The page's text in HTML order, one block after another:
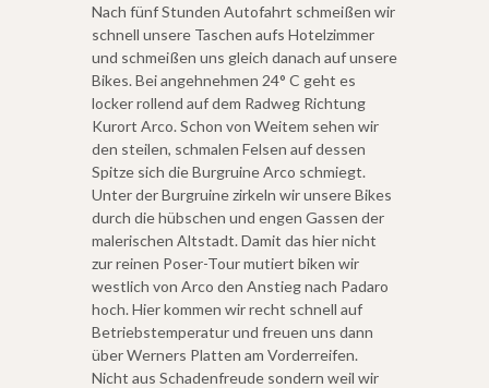
Nach fünf Stunden Autofahrt schmeißen wir
schnell unsere Taschen aufs Hotelzimmer
und schmeißen uns gleich danach auf unsere
Bikes. Bei angehnehmen 24° C geht es
locker rollend auf dem Radweg Richtung
Kurort Arco. Schon von Weitem sehen wir
den steilen, schmalen Felsen auf dessen
Spitze sich die Burgruine Arco schmiegt.
Unter der Burgruine zirkeln wir unsere Bikes
durch die hübschen und engen Gassen der
malerischen Altstadt. Damit das hier nicht
zur reinen Poser-Tour mutiert biken wir
westlich von Arco den Anstieg nach Padaro
hoch. Hier kommen wir recht schnell auf
Betriebstemperatur und freuen uns dann
über Werners Platten am Vorderreifen.
Nicht aus Schadenfreude sondern weil wir